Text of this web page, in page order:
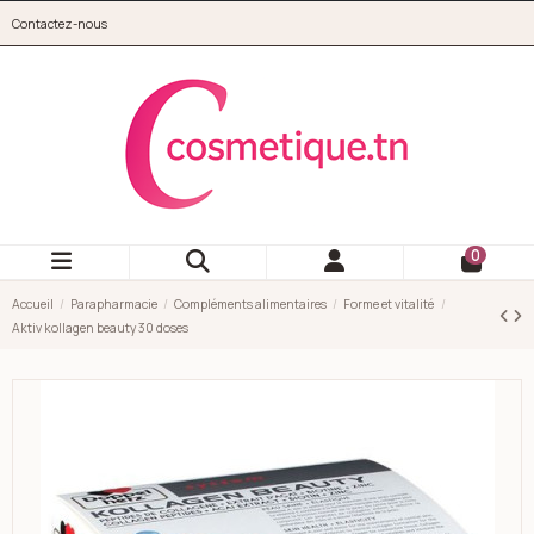
Contactez-nous
0
Accueil Parapharmacie Compléments alimentaires
Forme et vitalité
Aktiv kollagen beauty 30 doses